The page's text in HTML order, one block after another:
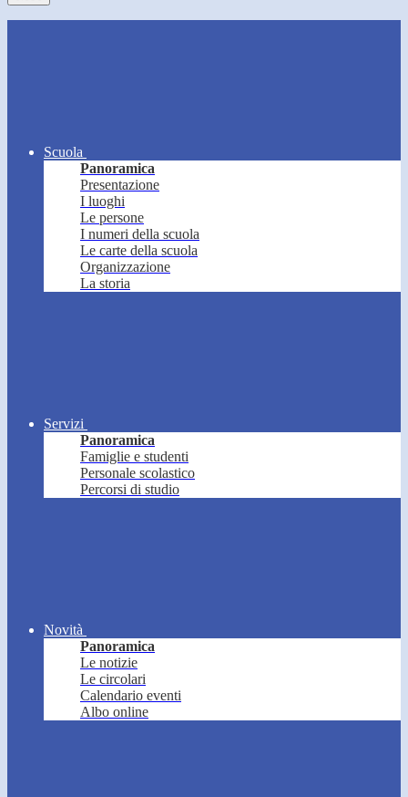
Scuola
Panoramica
Presentazione
I luoghi
Le persone
I numeri della scuola
Le carte della scuola
Organizzazione
La storia
Servizi
Panoramica
Famiglie e studenti
Personale scolastico
Percorsi di studio
Novità
Panoramica
Le notizie
Le circolari
Calendario eventi
Albo online